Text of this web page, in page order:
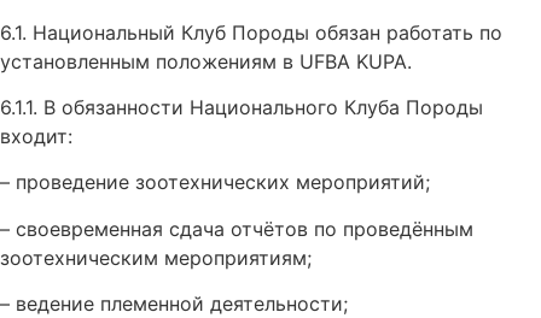
6.1. Национальный Клуб Породы обязан работать по
установленным положениям в UFBA KUPA.
6.1.1. В обязанности Национального Клуба Породы
входит:
– проведение зоотехнических мероприятий;
– своевременная сдача отчётов по проведённым
зоотехническим мероприятиям;
– ведение племенной деятельности;